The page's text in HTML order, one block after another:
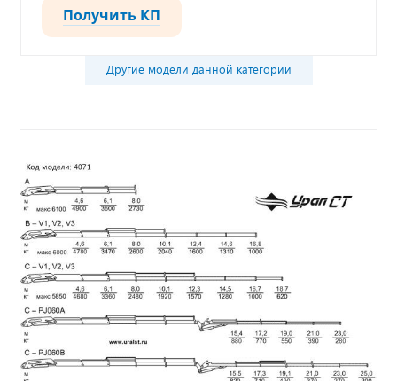
Получить КП
Другие модели данной категории